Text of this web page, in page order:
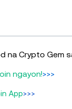
na Crypto Gem
ngayon!>>>
App>>>